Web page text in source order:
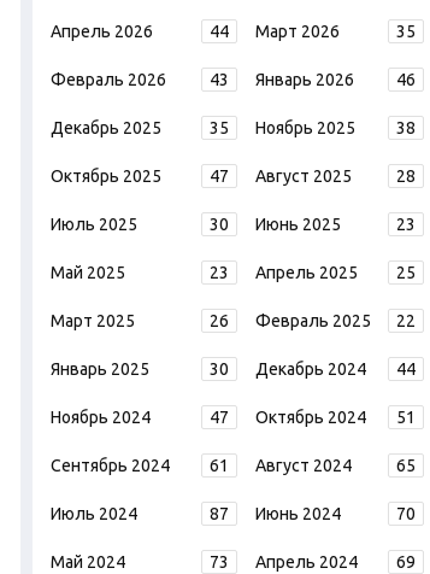
Апрель 2026 44 Март 2026 35
Февраль 2026 43 Январь 2026 46
Декабрь 2025 35 Ноябрь 2025 38
Октябрь 2025 47 Август 2025 28
Июль 2025 30 Июнь 2025 23
Май 2025 23 Апрель 2025 25
Март 2025 26 Февраль 2025 22
Январь 2025 30 Декабрь 2024 44
Ноябрь 2024 47 Октябрь 2024 51
Сентябрь 2024 61 Август 2024 65
Июль 2024 87 Июнь 2024 70
Май 2024 73 Апрель 2024 69